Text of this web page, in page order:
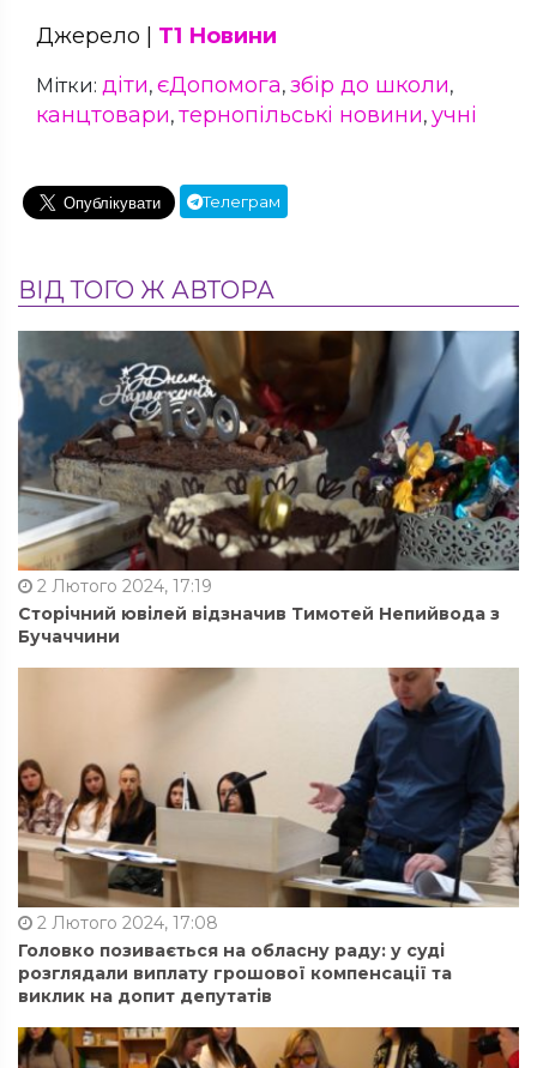
Джерело | Т1 Новини
Мітки: діти, єДопомога, збір до школи,
канцтовари, тернопільські новини, учні
Телеграм
ВІД ТОГО Ж АВТОРА
2 Лютого 2024, 17:19
Сторічний ювілей відзначив Тимотей Непийвода з
Бучаччини
2 Лютого 2024, 17:08
Головко позивається на обласну раду: у суді
розглядали виплату грошової компенсації та
виклик на допит депутатів